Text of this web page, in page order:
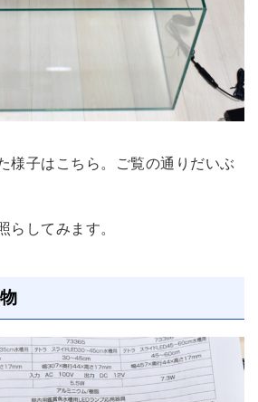
様子はこちら。ご覧の通りだいぶ
してみます。